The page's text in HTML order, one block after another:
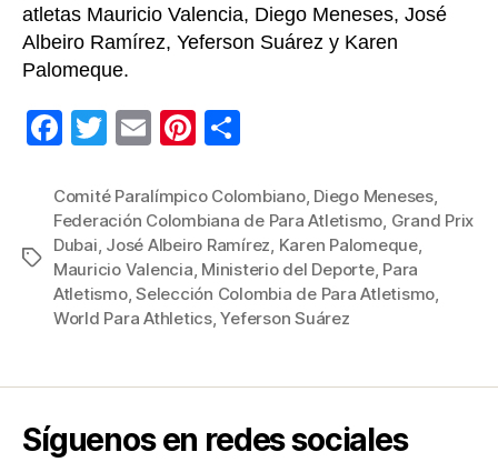
atletas Mauricio Valencia, Diego Meneses, José
Albeiro Ramírez, Yeferson Suárez y Karen
Palomeque.
F
c
e
b
o
k
T
tt
er
E
ail
Pi
er
e
st
m
p
ar
tir
Etiquetas
Comité Paralímpico Colombiano, Diego Meneses,
Federación Colombiana de Para Atletismo Grand Prix
Dubai José Albeiro Ramírez Karen Palomeque,
Mauricio Valencia Ministerio del Deporte, Para
Atletismo,Selección Colombia de Para Atletismo
World Para Athletics,Yeferson Suárez
Síguenos en redes sociales